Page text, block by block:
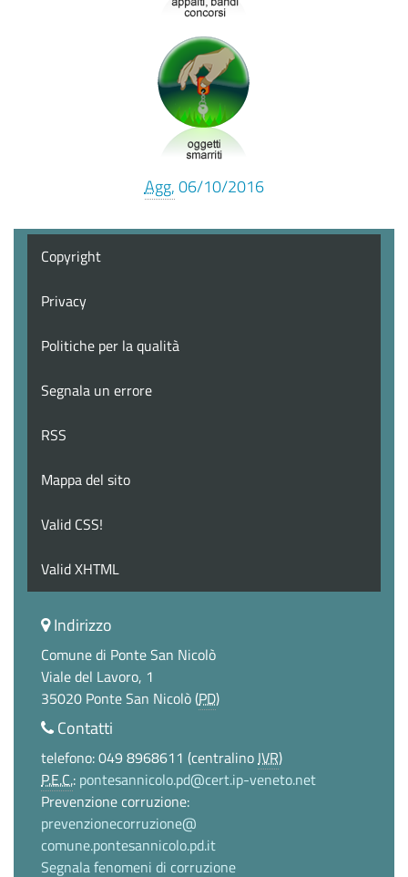
Agg.06/10/2016
Copyright
Privacy
Politiche per la qualità
Segnala un errore
RSS
Mappa del sito
Valid CSS!
Valid XHTML
Indirizzo
Comune di Ponte San Nicolò
Viale del Lavoro, 1
35020 Ponte San Nicolò (PD)
Contatti
telefono: 049 8968611 (centralinoIVR)
P.E.C.: pontesannicolo.pd@cert.ip-veneto.net
Prevenzione corruzione:
prevenzionecorruzione@
comune.pontesannicolo.pd.it
Segnala fenomeni di corruzione